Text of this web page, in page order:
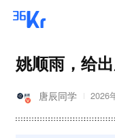
姚顺雨，给
唐辰同学 2026